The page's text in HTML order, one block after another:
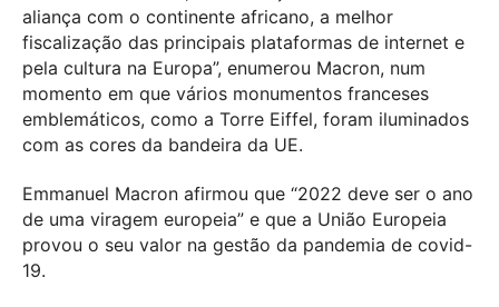
aliança com o continente africano, a melhor
fiscalização das principais plataformas de internet e
pela cultura na Europa”, enumerou Macron, num
momento em que vários monumentos franceses
emblemáticos, como a Torre Eiffel, foram iluminados
com as cores da bandeira da UE.
Emmanuel Macron afirmou que “2022 deve ser o ano
de uma viragem europeia” e que a União Europeia
provou o seu valor na gestão da pandemia de covid-
19.